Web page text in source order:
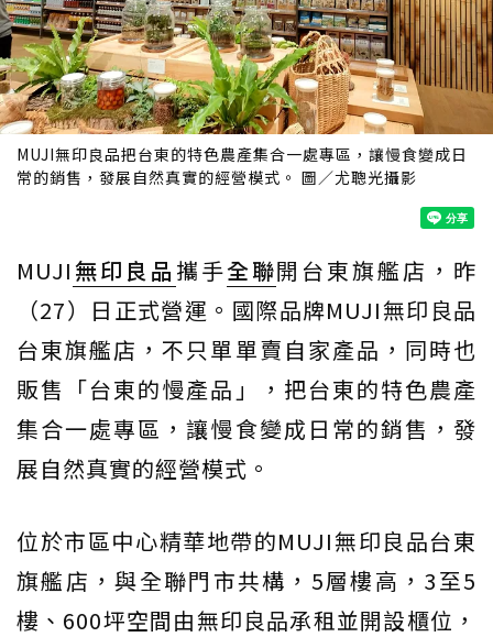
MUJI無印良品把台東的特色農產集合一處專區，讓慢食變成日
常的銷售，發展自然真實的經營模式。 圖／尤聰光攝影
MUJI無印良品 攜手全聯開台東旗艦店，昨
（27）日正式營運。國際品牌MUJI無印良品
台東旗艦店，不只單單賣自家產品，同時也
販售「台東的慢產品」，把台東的特色農產
集合一處專區，讓慢食變成日常的銷售，發
展自然真實的經營模式。
位於市區中心精華地帶的MUJI無印良品台東
旗艦店，與全聯門市共構，5層樓高，3至5
樓、600坪空間由無印良品承租並開設櫃位，